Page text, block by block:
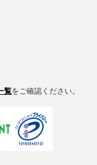
覧をご確認ください。